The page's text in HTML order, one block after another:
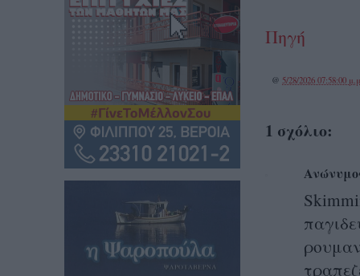
Πηγή
@ 5/28/2026 07:58:00
1 σχόλιο: